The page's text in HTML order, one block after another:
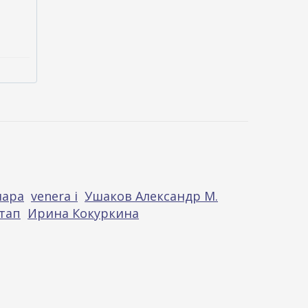
venera i Ушаков Александр М.
Ирина Кокуркина